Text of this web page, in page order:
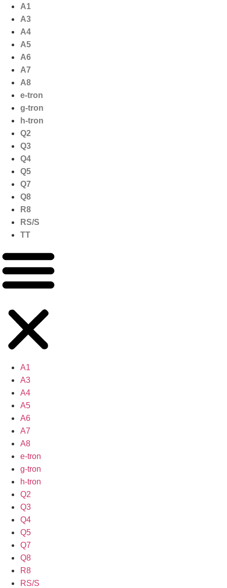
naar
inhoud
A1
A3
A4
A5
A6
A7
A8
e-tron
g-tron
h-tron
Q2
Q3
Q4
Q5
Q7
Q8
R8
RS/S
TT
A1
A3
A4
A5
A6
A7
A8
e-tron
g-tron
h-tron
Q2
Q3
Q4
Q5
Q7
Q8
R8
RS/S